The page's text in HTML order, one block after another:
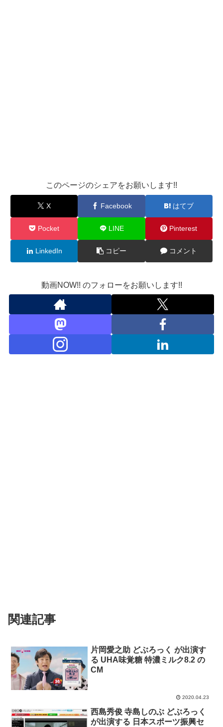
このページのシェアをお願いします!!
X Facebook はてブ
Pocket LINE Pinterest
LinkedIn コピー コメント
動画NOW!! のフォローをお願いします!!
関連記事
片岡愛之助 どぶろっく が出演す
る UHA味覚糖 特濃ミルク8.2 の
CM
2020.04.23
西島秀俊 寺島しのぶ どぶろっく
が出演する 日本スポーツ振興セ